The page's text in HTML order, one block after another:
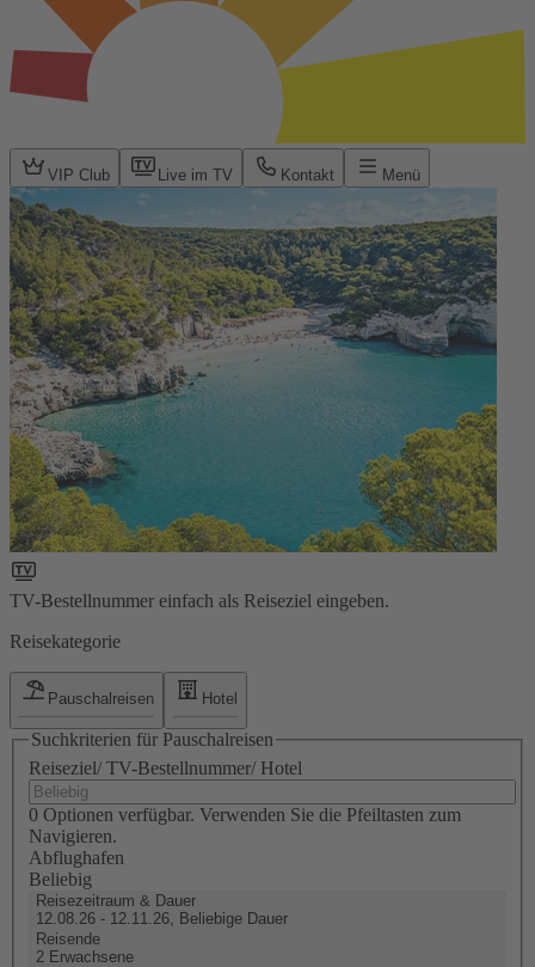
VIP Club Live im TV Kontakt Menü
TV-Bestellnummer einfach als Reiseziel eingeben.
Reisekategorie
Pauschalreisen Hotel
Suchkriterien für Pauschalreisen
Reiseziel/ TV-Bestellnummer/ Hotel
0 Optionen verfügbar. Verwenden Sie die Pfeiltasten zum
Navigieren.
Abflughafen
Beliebig
Reisezeitraum & Dauer
12.08.26 - 12.11.26, Beliebige Dauer
Reisende
2 Erwachsene